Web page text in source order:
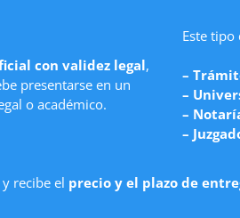
con validez legal,
presentarse en un
o académico.
Este
–
–
–
–
recibe el precio y el plazo de